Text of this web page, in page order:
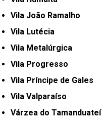
Vila João Ramalho
Vila Lutécia
Vila Metalúrgica
Vila Progresso
Vila Príncipe de Gales
Vila Valparaíso
Várzea do Tamanduateí